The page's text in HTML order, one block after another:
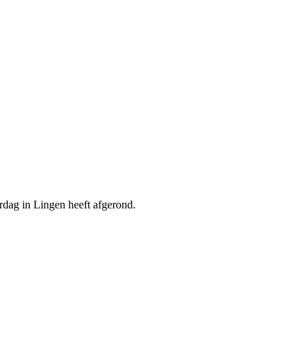
in Lingen heeft afgerond.